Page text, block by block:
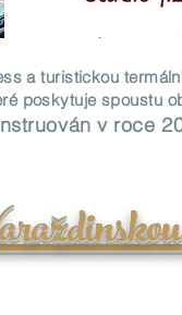
a turistickou
poskytuje spoustu
v roce